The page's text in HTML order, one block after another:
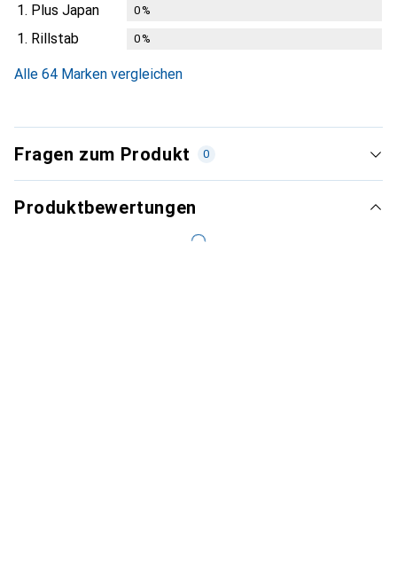
1. Plus Japan 0%
1. Rillstab 0%
Alle 64 Marken vergleichen
Fragen zum Produkt 0
Produktbewertungen